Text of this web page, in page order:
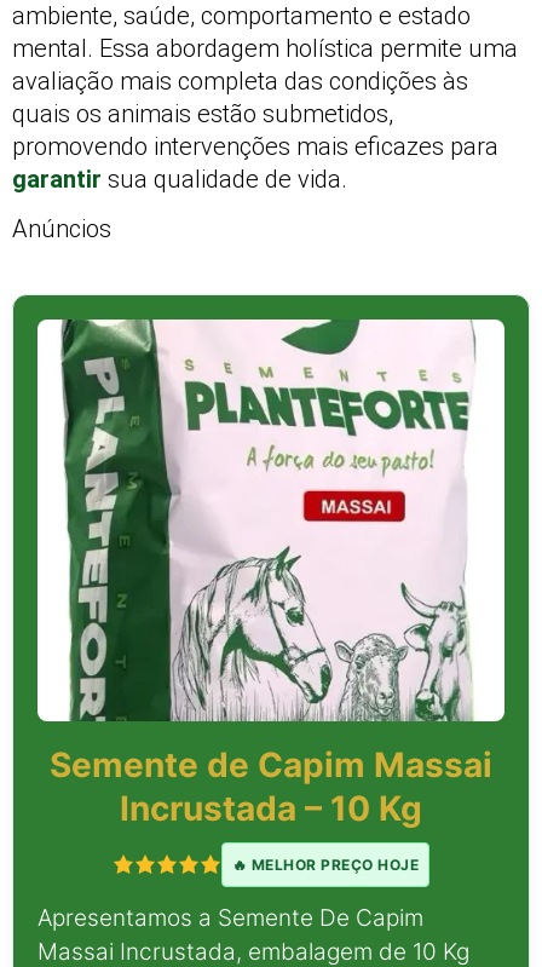
ambiente, saúde, comportamento e estado
mental. Essa abordagem holística permite uma
avaliação mais completa das condições às
quais os animais estão submetidos,
promovendo intervenções mais eficazes para
garantir sua qualidade de vida.
Anúncios
Semente de Capim Massai
Incrustada – 10 Kg
🔥 MELHOR PREÇO HOJE
Apresentamos a Semente De Capim
Massai Incrustada, embalagem de 10 Kg